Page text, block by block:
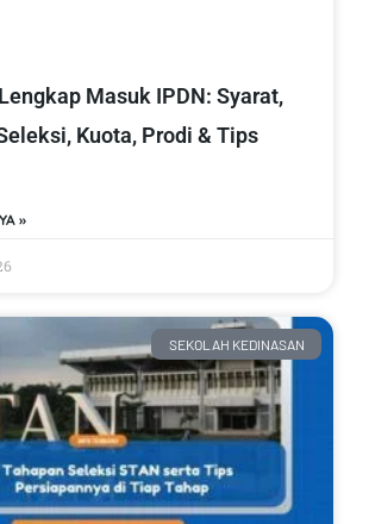
Masuk IPDN: Syarat,
Kuota, Prodi & Tips
»
SEKOLAH KEDINASAN